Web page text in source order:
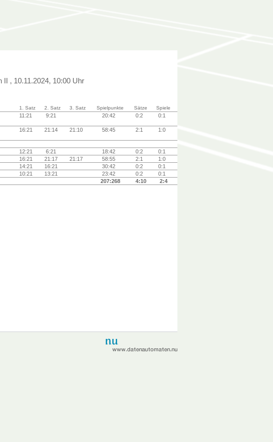
, 10.11.2024, 10:00 Uhr
1. Satz 2. Satz 3. Satz Spielpunkte Sätze Spiele
11:21 9:21 20:42 0:2 0:1
16:21 21:14 21:10 58:45 2:1 1:0
12:21 6:21 18:42 0:2
0:1
16:21 21:17 21:17 58:55 2:1
1:0
14:21 16:21 30:42 0:2
0:1
10:21 13:21 23:42 0:2
0:1
207:268
4:10 2:4